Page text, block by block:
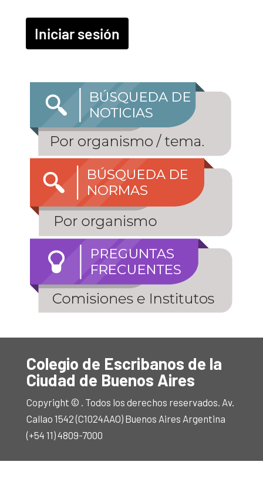
Colegio de Escribanos de la
Ciudad de Buenos Aires
Copyright © . Todos los derechos reservados. Av.
Callao 1542 (C1024AAO) Buenos Aires Argentina
(+54 11) 4809-7000